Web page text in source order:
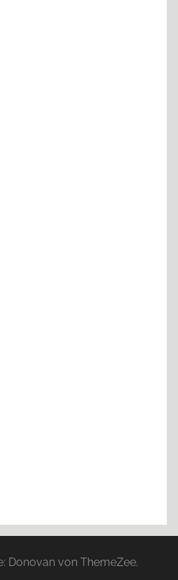
Donovan von ThemeZee.